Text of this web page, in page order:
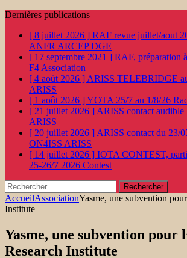
Dernières publications
[ 8 juillet 2026 ] RAF revue juillet/aout
ANFR ARCEP DGE
[ 17 septembre 2021 ] RAF, préparation
F4 Association
[ 4 août 2026 ] ARISS TELEBRIDGE
ARISS
[ 1 août 2026 ]YOTA 25/7 au 1/8/26
[ 21 juillet 2026 ] ARISS contact audible
ARISS
[ 20 juillet 2026 ] ARISS contact du 23/
ON4ISS ARISS
[ 14 juillet 2026 ] IOTA CONTEST,
25-26/7 2026 Contest
Rechercher :
AccueilAssociationYasme, une subvention
Institute
Yasme, une subvention pour
Research Institute